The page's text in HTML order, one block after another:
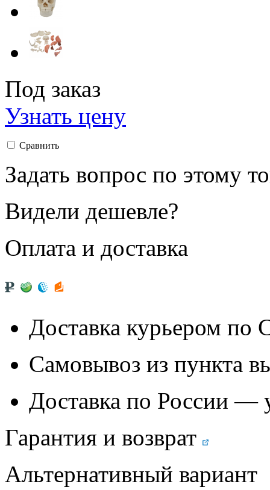
Под заказ
Узнать цену
Сравнить
Задать вопрос по этому
Видели дешевле?
Оплата и доставка
Доставка курьером
Самовывоз из пункта
Доставка по России —
Гарантия и возврат
Альтернативный вариант